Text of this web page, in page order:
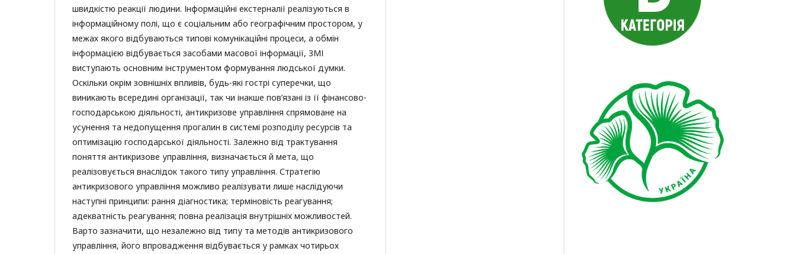
швидкістю реакції людини. Інформаційні екстерналії реалізуються в
інформаційному полі, що є соціальним або географічним простором, у
межах якого відбуваються типові комунікаційні процеси, а обмін
інформацією відбувається засобами масової інформації, ЗМІ
виступають основним інструментом формування людської думки.
Оскільки окрім зовнішніх впливів, будь-які гострі суперечки, що
виникають всередині організації, так чи інакше пов’язані із її фінансово-
господарською діяльності, антикризове управління спрямоване на
усунення та недопущення прогалин в системі розподілу ресурсів та
оптимізацію господарської діяльності. Залежно від трактування
поняття антикризове управління, визначається й мета, що
реалізовується внаслідок такого типу управління. Стратегію
антикризового управління можливо реалізувати лише наслідуючи
наступні принципи: рання діагностика; терміновість реагування;
адекватність реагування; повна реалізація внутрішніх можливостей.
Варто зазначити, що незалежно від типу та методів антикризового
управління, його впровадження відбувається у рамках чотирьох